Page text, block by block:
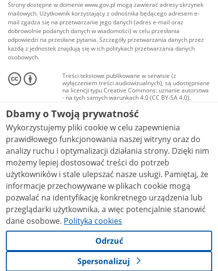
Strony dostępne w domenie www.gov.pl mogą zawierać adresy skrzynek
mailowych. Użytkownik korzystający z odnośnika będącego adresem e-
mail zgadza się na przetwarzanie jego danych (adres e-mail oraz
dobrowolnie podanych danych w wiadomości) w celu przesłania
odpowiedzi na przesłane pytania. Szczegóły przetwarzania danych przez
każdą z jednostek znajdują się w ich politykach przetwarzania danych
osobowych.
Treści tekstowe publikowane w serwisie (z
wyłączeniem treści audiowizualnych), są udostępniane
na licencji typu Creative Commons: uznanie autorstwa
- na tych samych warunkach 4.0 (CC BY-SA 4.0).
Materiały audiowizualne, w tym zdjęcia, materiały
audio i wideo, są udostępniane na licencji typu
Creative Commons: uznanie autorstwa użycie
niekomercyjne - bez utworów zależnych 4.0 (CC BY-
NC-ND 4.0), o ile nie jest to stwierdzone inaczej.
Dbamy o Twoją prywatność
Wykorzystujemy pliki cookie w celu zapewnienia
prawidłowego funkcjonowania naszej witryny oraz do
analizy ruchu i optymalizacji działania strony. Dzięki nim
możemy lepiej dostosować treści do potrzeb
użytkowników i stale ulepszać nasze usługi. Pamiętaj, że
informacje przechowywane w plikach cookie mogą
pozwalać na identyfikację konkretnego urządzenia lub
przeglądarki użytkownika, a więc potencjalnie stanowić
dane osobowe. Polityka cookies
Odrzuć
Spersonalizuj